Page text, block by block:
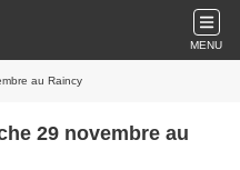
MENU
au Raincy
29 novembre au